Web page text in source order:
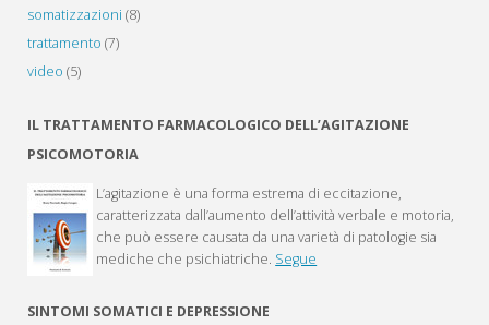
somatizzazioni (8)
trattamento (7)
video (5)
IL TRATTAMENTO FARMACOLOGICO DELL’AGITAZIONE
PSICOMOTORIA
L’agitazione è una forma estrema di eccitazione,
caratterizzata dall’aumento dell’attività verbale e motoria,
che può essere causata da una varietà di patologie sia
mediche che psichiatriche. Segue
SINTOMI SOMATICI E DEPRESSIONE